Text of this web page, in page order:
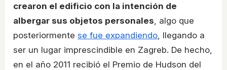
crearon el edificio con la intención de
albergar sus objetos personales , algo que
posteriormente se fue expandiendo , llegando a
ser un lugar imprescindible en Zagreb. De hecho,
en el año 2011 recibió el Premio de Hudson del